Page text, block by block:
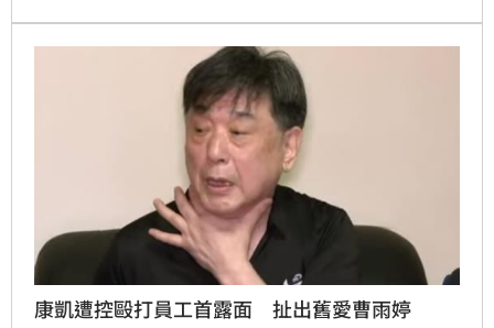
演藝工會，其理事長曹雨婷發聲。記者鍾智凱台北報導
康凱遭控毆打員工首露面 扯出舊愛曹雨婷